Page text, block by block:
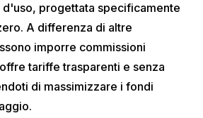
progettata specificamente
A differenza di altre
imporre commissioni
offretariffe trasparenti e senza
di massimizzare i fondi